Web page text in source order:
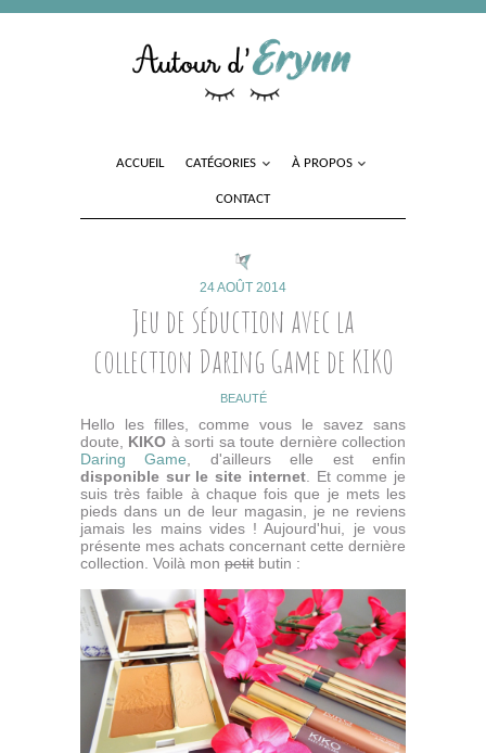
CATÉGORIES
24 AOÛT 2014
Jeu de séduction avec la
collection Daring Game de KIKO
BEAUTÉ
Hello les filles, comme vous le savez sans
doute, KIKO à sorti sa toute dernière collection
Daring Game , d'ailleurs elle est enfin
disponible sur le site internet. Et comme je
suis très faible à chaque fois que je mets les
pieds dans un de leur magasin, je ne reviens
jamais les mains vides ! Aujourd'hui, je vous
présente mes achats concernant cette dernière
collection. Voilà mon petit butin :